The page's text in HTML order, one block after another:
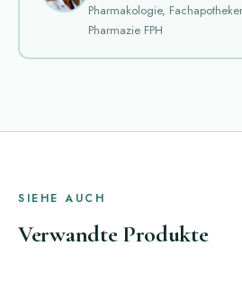
Pharmakologie,
Pharmazie FPH
SIEHE AUCH
Verwandte Produkte